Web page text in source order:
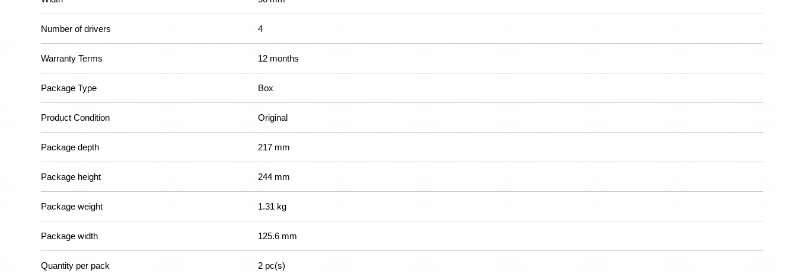
Number of drivers 4
Warranty Terms 12 months
Package Type Box
Product Condition Original
Package depth 217 mm
Package height 244 mm
Package weight 1.31 kg
Package width 125.6 mm
Quantity per pack 2 pc(s)